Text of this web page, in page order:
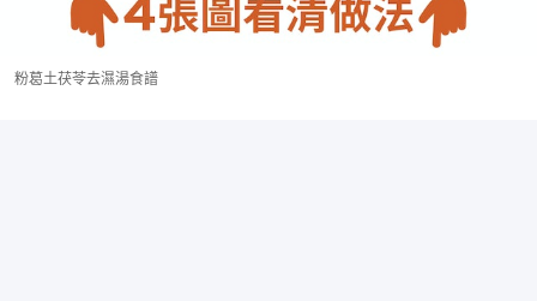
粉葛土茯苓去濕湯食譜